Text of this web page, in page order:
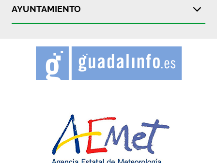
AYUNTAMIENTO